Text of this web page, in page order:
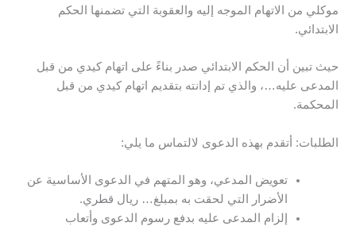
موكلي من الاتهام الموجه إليه والعقوبة التي تضمنها الحكم
الابتدائي.
حيث تبين أن الحكم الابتدائي صدر بناءً على اتهام كيدي من قبل
المدعى عليه…، والذي تم إدانته بتقديم اتهام كيدي من قبل
المحكمة.
الطلبات: أتقدم بهذه الدعوى لالتماس ما يلي:
تعويض المدعي، وهو المتهم في الدعوى الأساسية عن
الأضرار التي لحقت به بمبلغ… ريال قطري.
إلزام المدعى عليه بدفع رسوم الدعوى وأتعاب